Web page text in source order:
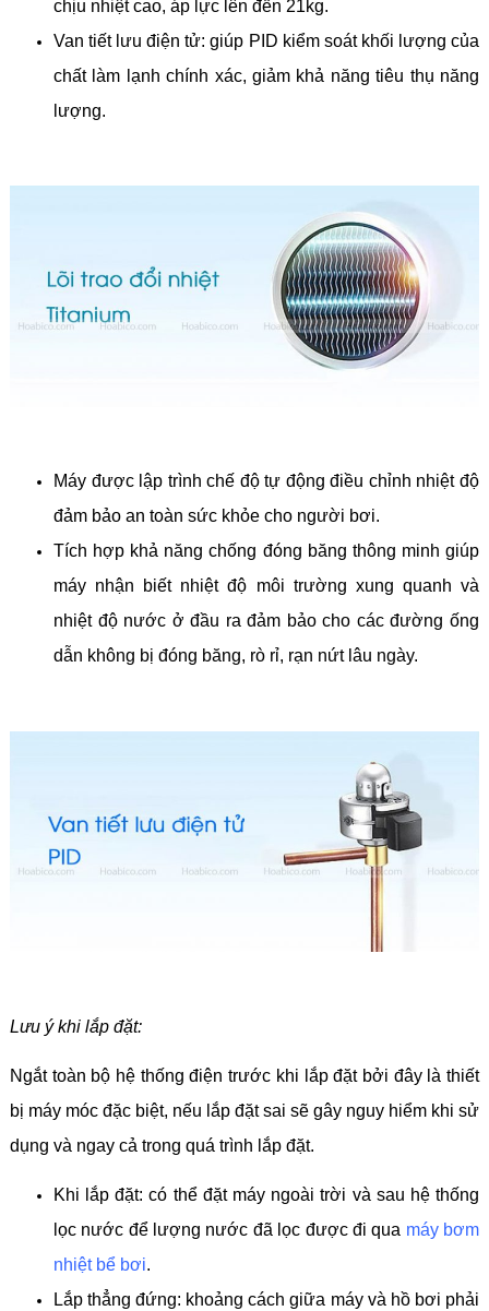
chịu nhiệt cao, áp lực lên đến 21kg.
Van tiết lưu điện tử: giúp PID kiểm soát khối lượng của
chất làm lạnh chính xác, giảm khả năng tiêu thụ năng
lượng.
Máy được lập trình chế độ tự động điều chỉnh nhiệt độ
đảm bảo an toàn sức khỏe cho người bơi.
Tích hợp khả năng chống đóng băng thông minh giúp
máy nhận biết nhiệt độ môi trường xung quanh và
nhiệt độ nước ở đầu ra đảm bảo cho các đường ống
dẫn không bị đóng băng, rò rỉ, rạn nứt lâu ngày.
Lưu ý khi lắp đặt:
Ngắt toàn bộ hệ thống điện trước khi lắp đặt bởi đây là thiết
bị máy móc đặc biệt, nếu lắp đặt sai sẽ gây nguy hiểm khi sử
dụng và ngay cả trong quá trình lắp đặt.
Khi lắp đặt: có thể đặt máy ngoài trời và sau hệ thống
lọc nước để lượng nước đã lọc được đi qua máy bơm
nhiệt bể bơi.
Lắp thẳng đứng: khoảng cách giữa máy và hồ bơi phải